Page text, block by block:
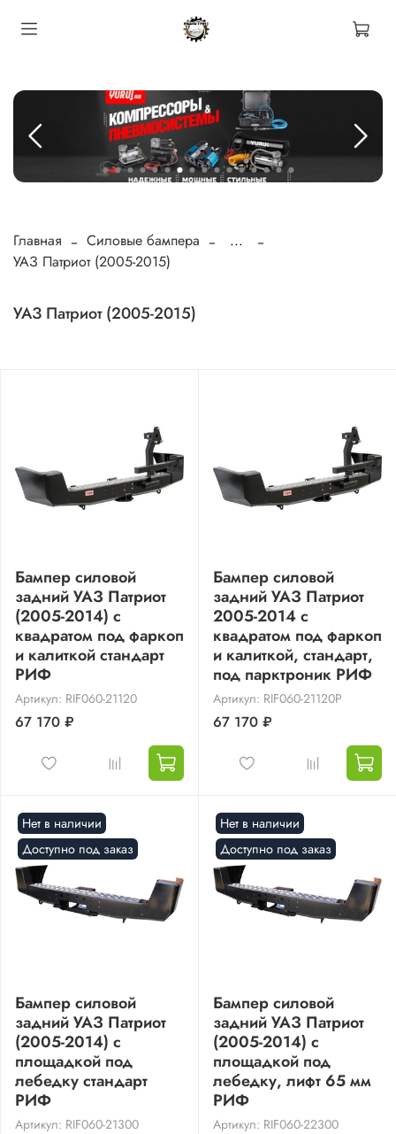
Главная Силовые бампера
...
УАЗ Патриот (2005-2015)
УАЗ Патриот (2005-2015)
Бампер силовой
задний УАЗ Патриот
(2005-2014) с
квадратом под фаркоп
и калиткой стандарт
РИФ
Артикул: RIF060-21120
67 170 ₽
Бампер силовой
задний УАЗ Патриот
2005-2014 с
квадратом под фаркоп
и калиткой, стандарт,
под парктроник РИФ
Артикул: RIF060-21120P
67 170 ₽
Нет в наличии
Доступно под заказ
Бампер силовой
задний УАЗ Патриот
(2005-2014) с
площадкой под
лебедку стандарт
РИФ
Артикул: RIF060-21300
Нет в наличии
Доступно под заказ
Бампер силовой
задний УАЗ Патриот
(2005-2014) с
площадкой под
лебедку, лифт 65 мм
РИФ
Артикул: RIF060-22300